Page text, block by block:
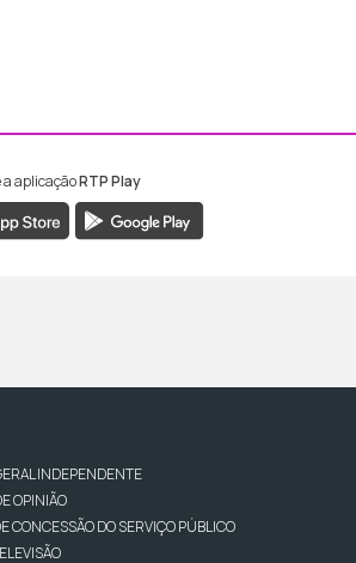
Madeira
a aplicaçãoRTP Play
INDEPENDENTE
OPINIÃO
CONCESSÃO DO SERVIÇO PÚBLICO